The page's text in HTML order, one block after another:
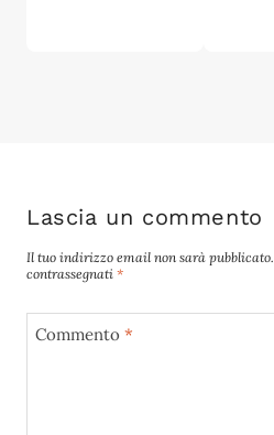
Lascia un commento
Il tuo indirizzo email non sarà pubblicato.
contrassegnati *
Commento *